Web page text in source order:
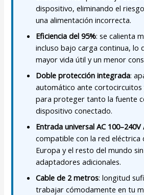
dispositivo, eliminando el
una alimentación incorrecta.
Eficiencia del 95%: se calienta
incluso bajo carga continua, lo
mayor vida útil y un menor
Doble protección integrada:
automático ante cortocircuitos
para proteger tanto la fuente
dispositivo conectado.
Entrada universal AC
compatible con la red eléctrica
Europa y el resto del mundo
adaptadores adicionales.
Cable de 2 metros: longitud
trabajar cómodamente en tu